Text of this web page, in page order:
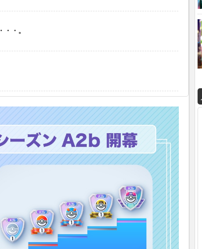
・。